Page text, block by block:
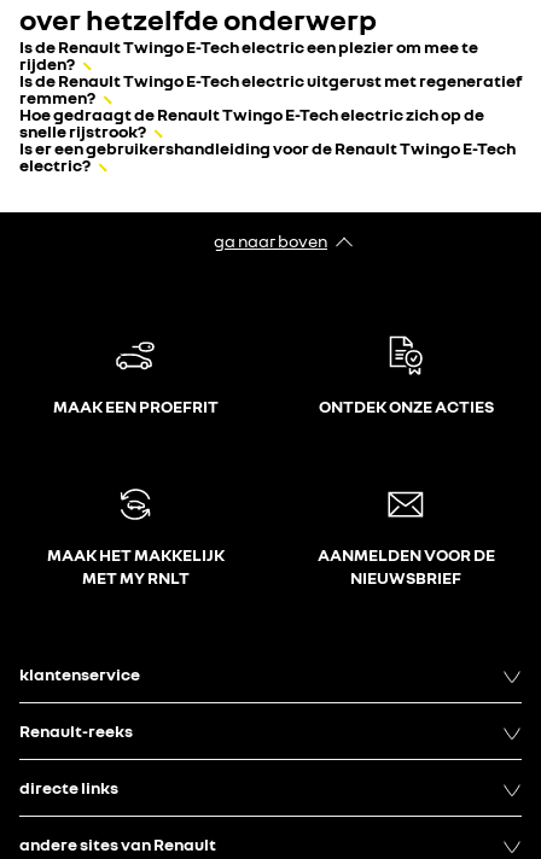
over hetzelfde onderwerp
Is de Renault Twingo E-Tech electric een plezier om mee te
rijden?
Is de Renault Twingo E-Tech electric uitgerust met regeneratief
remmen?
Hoe gedraagt de Renault Twingo E-Tech electric zich op de
snelle rijstrook?
Is er een gebruikershandleiding voor de Renault Twingo E-Tech
electric?
ga naar boven
MAAK EEN PROEFRIT ONTDEK ONZE ACTIES
MAAK HET MAKKELIJK
MET MY RNLT
AANMELDEN VOOR DE
NIEUWSBRIEF
klantenservice
Renault-reeks
directe links
andere sites van Renault